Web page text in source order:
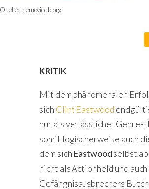
Quelle:themoviedb.org
KRITIK
Mit dem phänomenalen
sich Clint Eastwood
nur als verlässlicher Genre-
somit logischerweise auch
dem sich Eastwood selbst
nicht als Actionheld und
Gefängnisausbrechers